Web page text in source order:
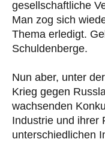
gesellschaftliche
Man zog sich
Thema erledigt.
Schuldenberge.
Nun aber, unter
Krieg gegen
wachsenden
Industrie und ihrer
unterschiedlichen